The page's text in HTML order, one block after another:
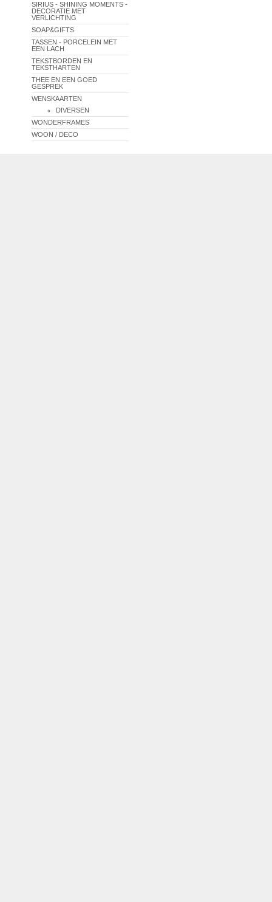
SIRIUS - SHINING MOMENTS -
DECORATIE MET
VERLICHTING
SOAP&GIFTS
TASSEN - PORCELEIN MET
EEN LACH
TEKSTBORDEN EN
TEKSTHARTEN
THEE EN EEN GOED
GESPREK
WENSKAARTEN
DIVERSEN
WONDERFRAMES
WOON / DECO